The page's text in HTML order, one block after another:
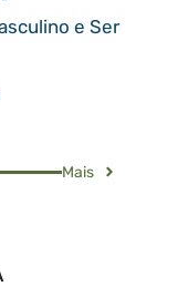
e Ser
Mais